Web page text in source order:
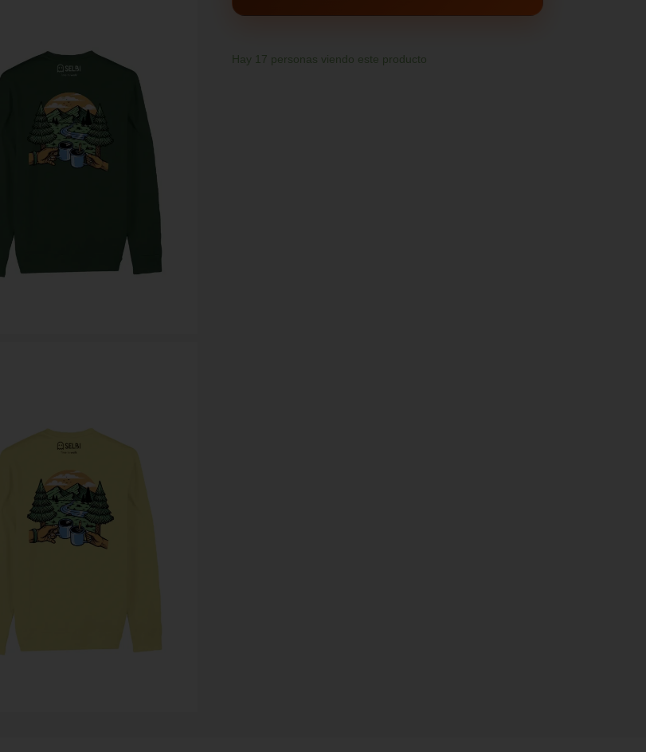
Hay 17 personas viendo este producto